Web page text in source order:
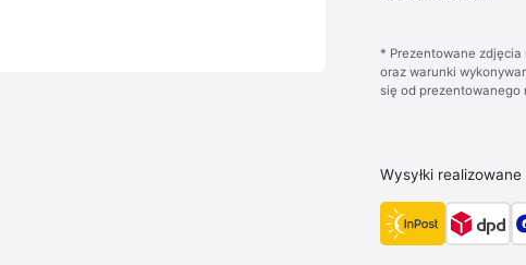
* Prezentowane
oraz warunki
się od prezentowanego
Wysyłki realizowane